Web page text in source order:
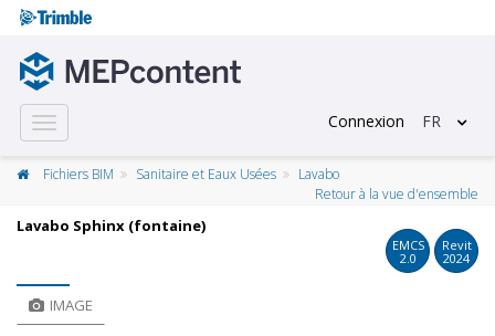
Toggle
navigation
Connexion FR
Fichiers BIM Sanitaire et Eaux Usées
Lavabo
Retour à la vue d'ensemble
Lavabo Sphinx (fontaine)
EMCS
2.0
Revit
2024
IMAGE